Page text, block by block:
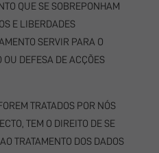
QUE SE SOBREPONHAM
E LIBERDADES
SERVIR PARA O
OU DEFESA DE ACÇÕES
TRATADOS POR NÓS
TEM O DIREITO DE SE
TRATAMENTO DOS DADOS